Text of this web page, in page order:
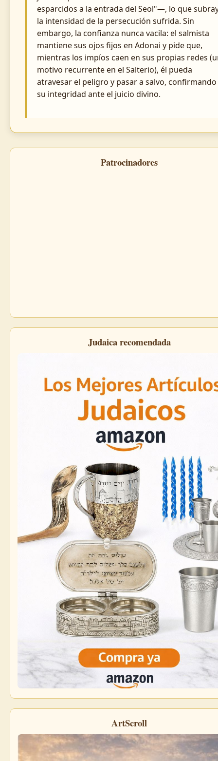
esparcidos a la entrada del Seol"—, lo que
la intensidad de la persecución sufrida. Sin
embargo, la confianza nunca vacila: el salmista
mantiene sus ojos fijos en Adonai y pide que,
mientras los impíos caen en sus propias redes
motivo recurrente en el Salterio), él pueda
atravesar el peligro y pasar a salvo, confirmando
su integridad ante el juicio divino.
Patrocinadores
Judaica recomendada
ArtScroll